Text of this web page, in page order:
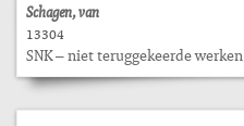
Schagen, van
13304
SNK – niet teruggekeerde werken